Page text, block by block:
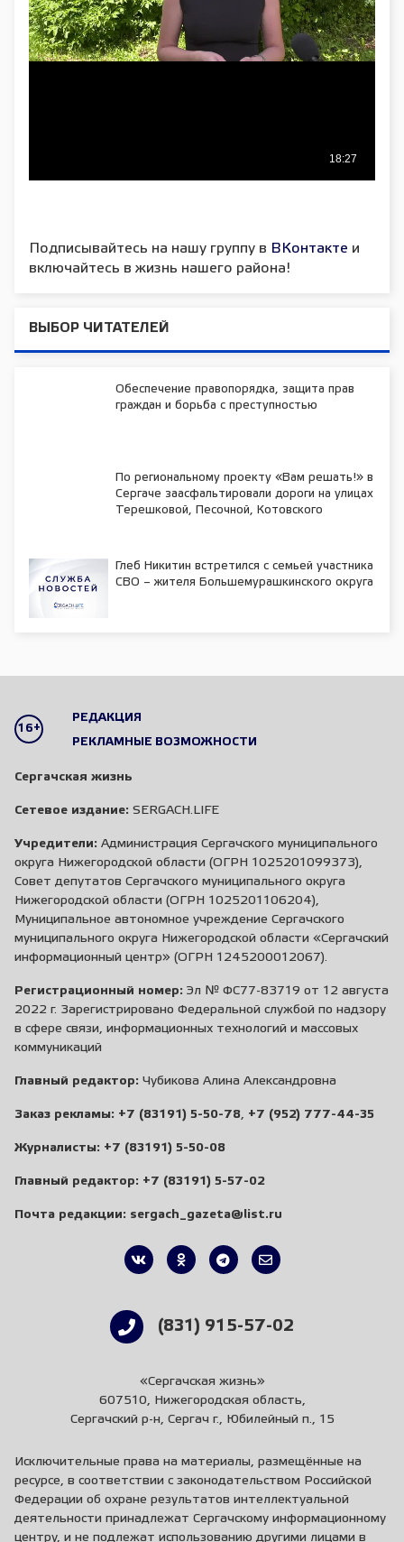
Подписывайтесь на нашу группу в ВКонтакте и
включайтесь в жизнь нашего района!
ВЫБОР ЧИТАТЕЛЕЙ
Обеспечение правопорядка, защита прав
граждан и борьба с преступностью
По региональному проекту «Вам решать!» в
Сергаче заасфальтировали дороги на улицах
Терешковой, Песочной, Котовского
Глеб Никитин встретился с семьей участника
СВО – жителя Большемурашкинского округа
16+
РЕДАКЦИЯ
РЕКЛАМНЫЕ ВОЗМОЖНОСТИ
Сергачская жизнь
Сетевое издание: SERGACH.LIFE
Учредители: Администрация Сергачского муниципального
округа Нижегородской области (ОГРН 1025201099373),
Совет депутатов Сергачского муниципального округа
Нижегородской области (ОГРН 1025201106204),
Муниципальное автономное учреждение Сергачского
муниципального округа Нижегородской области «Сергачский
информационный центр» (ОГРН 1245200012067).
Регистрационный номер: Эл № ФС77-83719 от 12 августа
2022 г. Зарегистрировано Федеральной службой по надзору
в сфере связи, информационных технологий и массовых
коммуникаций
Главный редактор: Чубикова Алина Александровна
Заказ рекламы: +7 (83191) 5-50-78, +7 (952) 777-44-35
Журналисты: +7 (83191) 5-50-08
Главный редактор: +7 (83191) 5-57-02
Почта редакции: sergach_gazeta@list.ru
(831) 915-57-02
«Сергачская жизнь»
607510, Нижегородская область,
Сергачский р-н, Сергач г., Юбилейный п., 15
Исключительные права на материалы, размещённые на
ресурсе, в соответствии с законодательством Российской
Федерации об охране результатов интеллектуальной
деятельности принадлежат Сергачскому информационному
центру, и не подлежат использованию другими лицами в